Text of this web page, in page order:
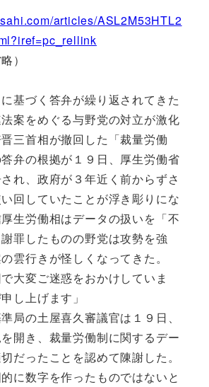
articles/ASL2M53HTL2
）
基づく答弁が繰り返されてきた
案をめぐる与野党の対立が激化
三首相が撤回した「裁量労働
弁の根拠が１９日、厚生労働省
れ、政府が３年近く前からずさ
回していたことが浮き彫りにな
生労働相はデータの扱いを「不
罪したものの野党は攻勢を強
雲行きが怪しくなってきた。
大変ご迷惑をおかけしていま
し上げます」
局の土屋喜久審議官は１９日、
開き、裁量労働制に関するデー
だったことを認めて陳謝した。
に数字を作ったものではないと